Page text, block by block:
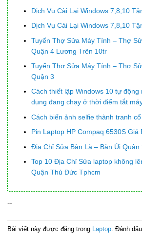
Dịch Vụ Cài Lại Windows 7,8,10
Dịch Vụ Cài Lại Windows 7,8,10
Tuyển Thợ Sửa Máy Tính – Thợ
Quận 4 Lương Trên 10tr
Tuyển Thợ Sửa Máy Tính – Thợ
Quận 3
Cách thiết lập Windows 10 tự động
dụng đang chạy ở thời điểm tắt
Cách biến ảnh selfie thành tranh
Pin Laptop HP Compaq 6530S Giá
Địa Chỉ Sửa Bàn Là – Bàn Ủi Quận
Top 10 Địa Chỉ Sửa laptop không
Quận Thủ Đức Tphcm
--
Bài viết này được đăng trong Laptop . Đánh dấu